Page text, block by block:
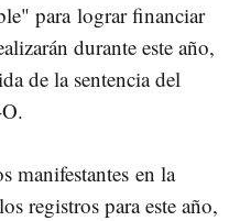
para lograr financiar
durante este año,
de la sentencia del
manifestantes en la
registros para este año,